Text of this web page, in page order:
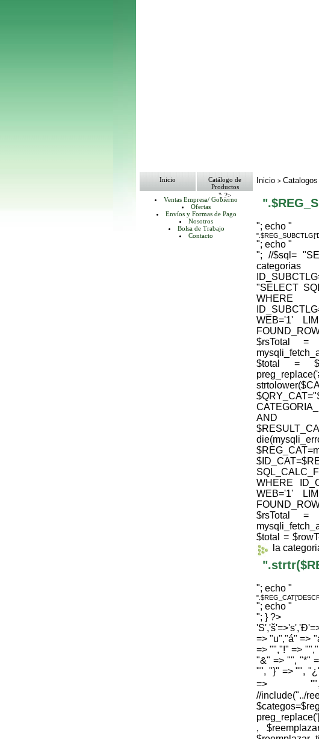
Inicio
Catálogo de
Productos
"; ?>
Ventas Empresa/ Gobierno
Ofertas
Envíos y Formas de Pago
Nosotros
Bolsa de Trabajo
Contacto
Inicio >Catalogos
"; echo "
"; echo "
"; //$sql=
categorias
"SELECT
WEB='1'
$rsTotal =
$total =
WHERE
WEB='1'
$rsTotal =
$total =
la
"; echo "
"; echo "
"; } ?>
=> "u","á" =>
=> "","!" =>
"&" => "", "*"
"", "}" => "",
=>
//include("../
,